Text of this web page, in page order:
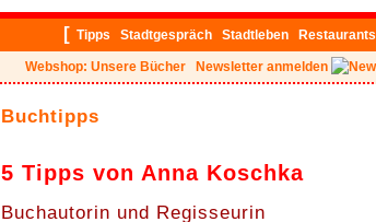
[ Tipps Stadtgespräch Stadtleben Restaurants
Webshop: Unsere Bücher Newsletter anmelden
Buchtipps
5 Tipps von Anna Koschka
Buchautorin und Regisseurin